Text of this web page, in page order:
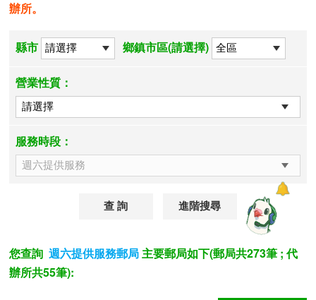
辦所。
縣市 鄉鎮市區(請選擇)
營業性質：
服務時段：
進階搜尋
您查詢 週六提供服務郵局 主要郵局如下(郵局共273筆 ; 代
辦所共55筆):